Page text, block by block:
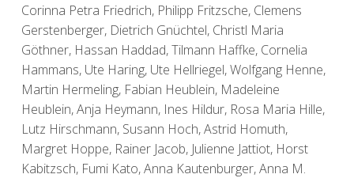
Corinna Petra Friedrich, Philipp Fritzsche, Clemens
Gerstenberger, Dietrich Gnüchtel, Christl Maria
Göthner, Hassan Haddad, Tilmann Haffke, Cornelia
Hammans, Ute Haring, Ute Hellriegel, Wolfgang Henne,
Martin Hermeling, Fabian Heublein, Madeleine
Heublein, Anja Heymann, Ines Hildur, Rosa Maria Hille,
Lutz Hirschmann, Susann Hoch, Astrid Homuth,
Margret Hoppe, Rainer Jacob, Julienne Jattiot, Horst
Kabitzsch, Fumi Kato, Anna Kautenburger, Anna M.